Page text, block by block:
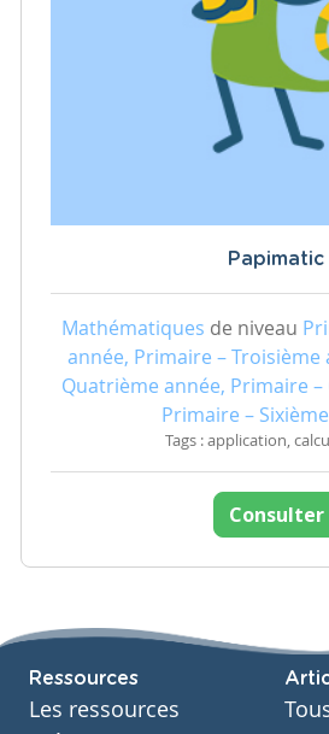
Papimatic
Mathématiques de niveau
année, Primaire – Troisième
Quatrième année, Primaire
Primaire –
Tags : application,
Consulter
Ressources
Les ressources